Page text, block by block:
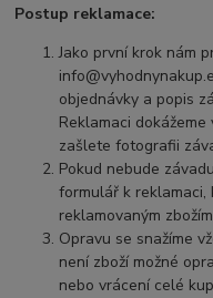
Postup reklamace:
Jako první krok nám
objednávky a popis
Reklamaci
zašlete fotografii
Pokud nebude
formulář k
reklamovaným
Opravu se snažíme
není zboží možné
nebo vrácení celé